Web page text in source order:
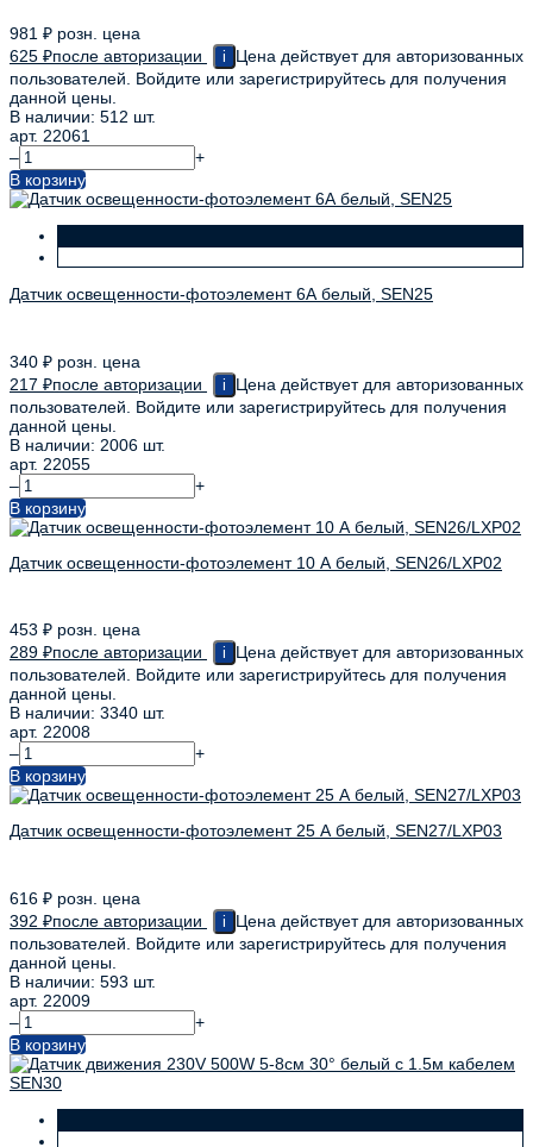
981 ₽ розн. цена
625 ₽после авторизации i
Цена действует для авторизованных
пользователей. Войдите или зарегистрируйтесь для получения
данной цены.
В наличии: 512 шт.
арт. 22061
–
+
В корзину
Датчик освещенности-фотоэлемент 6А белый, SEN25
340 ₽ розн. цена
217 ₽после авторизации i
Цена действует для авторизованных
пользователей. Войдите или зарегистрируйтесь для получения
данной цены.
В наличии: 2006 шт.
арт. 22055
–
+
В корзину
Датчик освещенности-фотоэлемент 10 А белый, SEN26/LXР02
453 ₽ розн. цена
289 ₽после авторизации i
Цена действует для авторизованных
пользователей. Войдите или зарегистрируйтесь для получения
данной цены.
В наличии: 3340 шт.
арт. 22008
–
+
В корзину
Датчик освещенности-фотоэлемент 25 А белый, SEN27/LXР03
616 ₽ розн. цена
392 ₽после авторизации i
Цена действует для авторизованных
пользователей. Войдите или зарегистрируйтесь для получения
данной цены.
В наличии: 593 шт.
арт. 22009
–
+
В корзину